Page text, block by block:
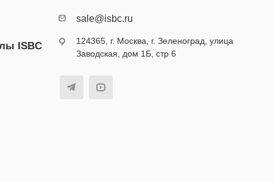
ISBC
sale@isbc.ru
124365, г. Москва, г. Зеленоград, улица
Заводская, дом 1Б, стр 6